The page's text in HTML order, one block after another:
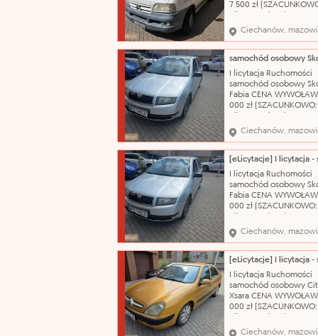
7 500 zł
Samochód dostawczy
Citroën Model: Jumper
nadwozia: bus
silnika: 2800 cm³
olej napędowy Rok
2004 Nr rejestracyjny:
WCI20555
Ciechanów,
I licytacja Ruchomości
samochód osobowy
Fabia CENA
000 zł
Samochód osobowy
Škoda Model: Fabia Typ
nadwozia: hatchback-
Pojemność silnika: 1198
Rodzaj paliwa:
produkcji: 2003
biegów: manualna Nr
Ciechanów,
I licytacja Ruchomości
samochód osobowy
Fabia CENA
000 zł
Samochód osobowy
Škoda Model: Fabia Typ
nadwozia: hatchback-
Pojemność silnika: 1198
Rodzaj paliwa:
produkcji: 2003
biegów: manualna Nr
Ciechanów,
I licytacja Ruchomości
samochód osobowy
Xsara CENA
000 zł
Samochód osobowy
Ciechanów,